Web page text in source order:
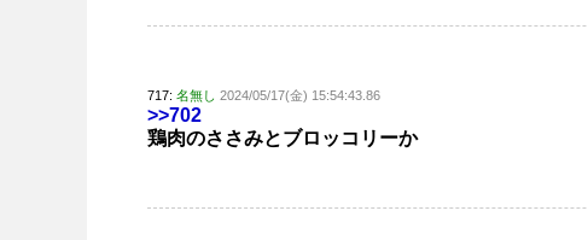
717: 名無し 2024/05/17(金) 15:54:43.86
>>702
鶏肉のささみとブロッコリーか